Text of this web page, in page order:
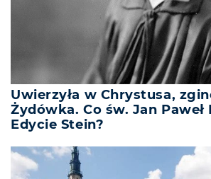
Uwierzyła w Chrystusa,
Żydówka. Co św. Jan Paweł
Edycie Stein?